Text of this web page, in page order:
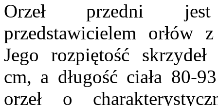
Orzeł przedni jest
przedstawicielem orłów
Jego rozpiętość
cm, a długość ciała 80-
orzeł o